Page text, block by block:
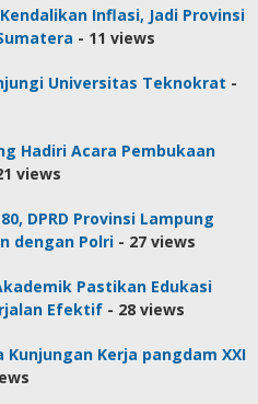
Inflasi, Jadi Provinsi
- 11 views
Universitas Teknokrat -
Hadiri Acara Pembukaan
views
DPRD Provinsi Lampung
dengan Polri - 27 views
Pastikan Edukasi
Efektif - 28 views
Kerja pangdam XXI